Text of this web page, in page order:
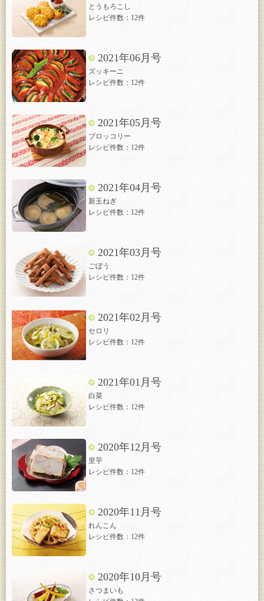
とうもろこし
レシピ件数：12件
2021年06月号
ズッキーニ
レシピ件数：12件
2021年05月号
ブロッコリー
レシピ件数：12件
2021年04月号
新玉ねぎ
レシピ件数：12件
2021年03月号
ごぼう
レシピ件数：12件
2021年02月号
セロリ
レシピ件数：12件
2021年01月号
白菜
レシピ件数：12件
2020年12月号
里芋
レシピ件数：12件
2020年11月号
れんこん
レシピ件数：12件
2020年10月号
さつまいも